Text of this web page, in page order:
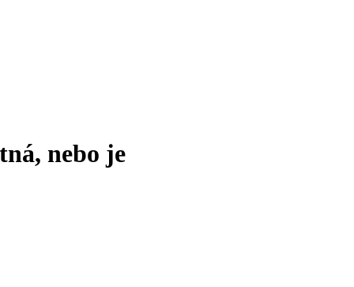
nebo je